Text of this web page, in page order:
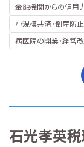
金融機関からの信用
小規模共済・倒産防
病医院の開業・経営
石光孝英